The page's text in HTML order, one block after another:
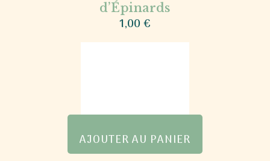
d’Épinards
1,00 €
AJOUTER AU PANIER